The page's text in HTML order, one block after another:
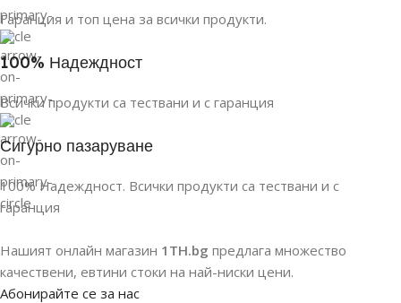
Гаранция и топ цена за всички продукти.
100% Надеждност
Всички продукти са тествани и с гаранция
Сигурно пазаруване
100% Надеждност. Всички продукти са тествани и с
гаранция
Нашият онлайн магазин 1TH.bg предлага множество
качествени, евтини стоки на най-ниски цени.
Абонирайте се за нас